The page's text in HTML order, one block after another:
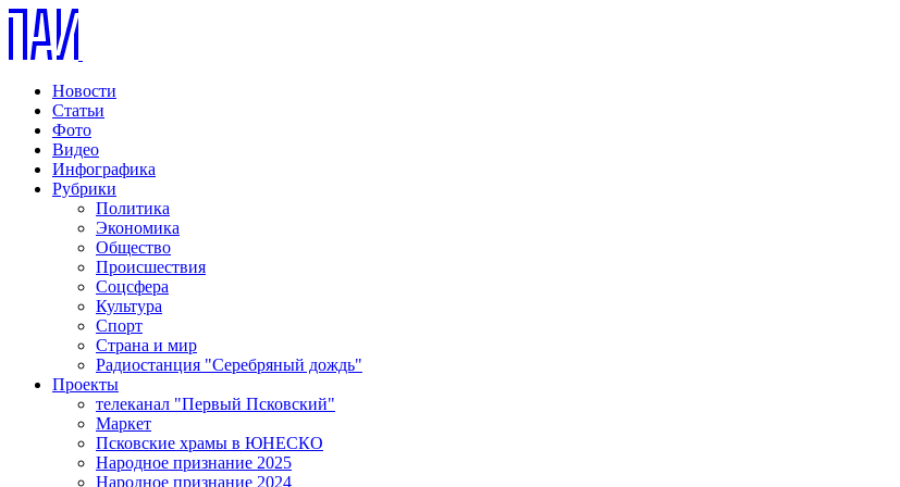
Новости
Статьи
Фото
Видео
Инфографика
Рубрики
Политика
Экономика
Общество
Происшествия
Соцсфера
Культура
Спорт
Страна и мир
Радиостанция "Серебряный дождь"
Проекты
телеканал "Первый Псковский"
Маркет
Псковские храмы в ЮНЕСКО
Народное признание 2025
Народное признание 2024